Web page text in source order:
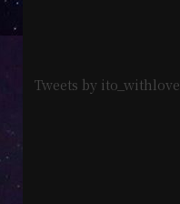
Tweets by ito_withlove